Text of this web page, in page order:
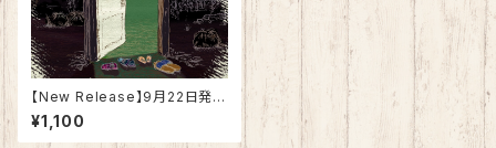
【New Release】9月22日発
売！！！3曲入りCD「更地のうた」
¥1,100